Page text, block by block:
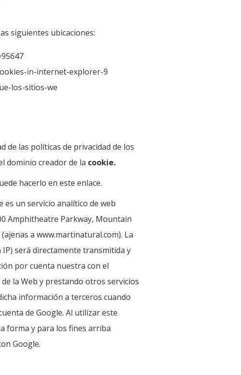
siguientes ubicaciones:
in-internet-explorer-9
los-sitios-we
de las políticas de privacidad de los
dominio creador de la cookie.
hacerlo en este enlace.
es un servicio analítico de web
Amphitheatre Parkway, Mountain
(ajenas a www.martinatural.com). La
será directamente transmitida y
por cuenta nuestra con el
la Web y prestando otros servicios
información a terceros cuando
de Google. Al utilizar este
forma y para los fines arriba
Google.